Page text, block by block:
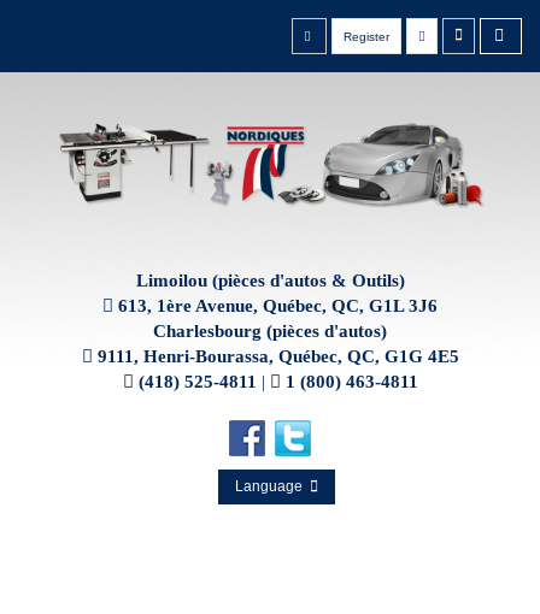
Register
Limoilou (pièces d'autos & Outils)
613, 1ère Avenue, Québec, QC, G1L 3J6
Charlesbourg (pièces d'autos)
9111, Henri-Bourassa, Québec, QC, G1G 4E5
(418) 525-4811 | 1 (800) 463-4811
Language